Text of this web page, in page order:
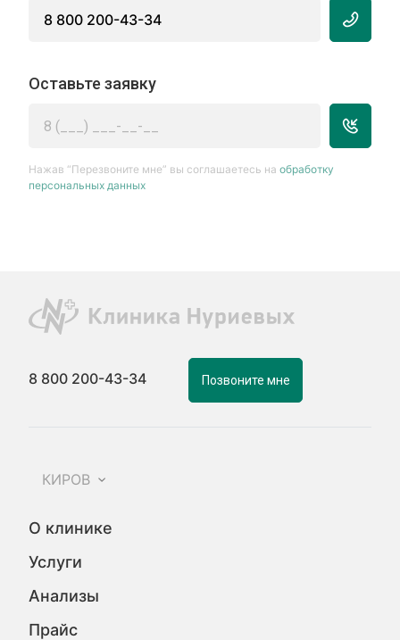
8 800 200-43-34
Оставьте заявку
Нажав “Перезвоните мне” вы соглашаетесь наобработку
персональных данных
8 800 200-43-34 Позвоните мне
КИРОВ
О клинике
Услуги
Анализы
Прайс